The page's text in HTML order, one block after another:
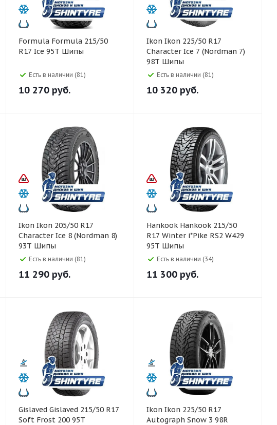
Formula Formula 215/50
R17 Ice 95T Шипы
Есть в наличии (81)
10 270 руб.
Ikon Ikon 225/50 R17
Character Ice 7 (Nordman 7)
98T Шипы
Есть в наличии (81)
10 320 руб.
Ikon Ikon 205/50 R17
Character Ice 8 (Nordman 8)
93T Шипы
Есть в наличии (81)
11 290 руб.
Hankook Hankook 215/50
R17 Winter i*Pike RS2 W429
95T Шипы
Есть в наличии (34)
11 300 руб.
Gislaved Gislaved 215/50 R17
Soft Frost 200 95T
Ikon Ikon 225/50 R17
Autograph Snow 3 98R